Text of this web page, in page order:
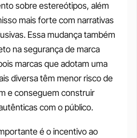
sobre estereótipos, além
mais forte com narrativas
Essa mudança também
na segurança de marca
marcas que adotam uma
diversa têm menor risco de
e conseguem construir
com o público.
é o incentivo ao